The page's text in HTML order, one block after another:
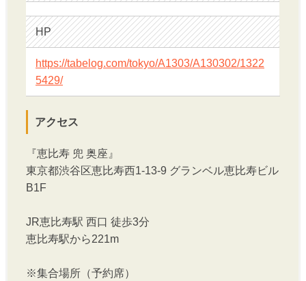
HP
https://tabelog.com/tokyo/A1303/A130302/1322
5429/
アクセス
『恵比寿 兜 奥座』
東京都渋谷区恵比寿西1-13-9 グランベル恵比寿ビル
B1F
JR恵比寿駅 西口 徒歩3分
恵比寿駅から221m
※集合場所（予約席）